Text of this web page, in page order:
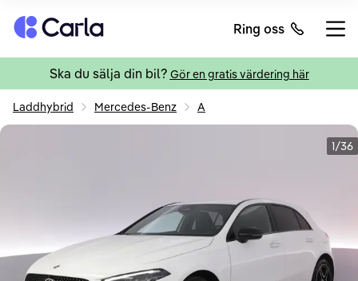
Tillbaka till startsidan Ring oss
Ska du sälja din bil? Gör en gratis värdering här
Laddhybrid Mercedes-Benz A
1/36